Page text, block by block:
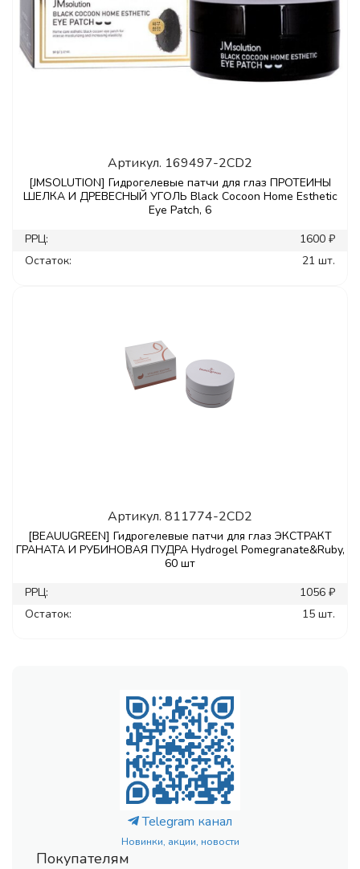
Артикул. 169497-2CD2
[JMSOLUTION] Гидрогелевые патчи для глаз ПРОТЕИНЫ
ШЕЛКА И ДРЕВЕСНЫЙ УГОЛЬ Black Cocoon Home Esthetic
Eye Patch, 6
РРЦ:
1600 ₽
Остаток:
21 шт.
Артикул. 811774-2CD2
[BEAUUGREEN] Гидрогелевые патчи для глаз ЭКСТРАКТ
ГРАНАТА И РУБИНОВАЯ ПУДРА Hydrogel Pomegranate&Ruby,
60 шт
РРЦ:
1056 ₽
Остаток:
15 шт.
Telegram канал
Новинки, акции, новости
Покупателям